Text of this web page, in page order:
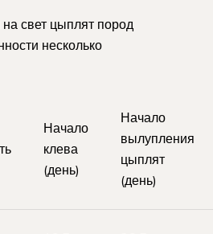
свет цыплят пород
несколько
Начало
клева
(день)
Начало
вылупления
цыплят
(день)